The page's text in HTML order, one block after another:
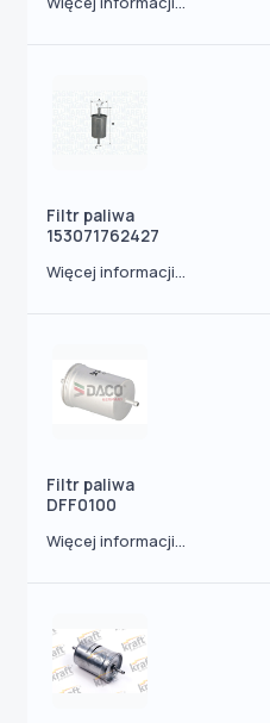
Filtr paliwa
153071762427
Więcej informacji...
Filtr paliwa
DFF0100
Więcej informacji...